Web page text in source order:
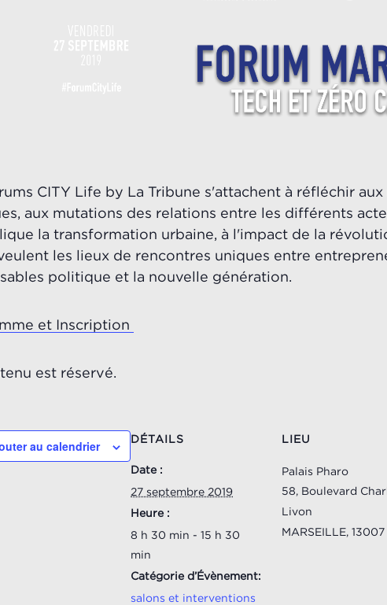
CITY Life by La Tribune s'attachent à réfléchir
aux mutations des relations entre les différents
la transformation urbaine, à l'impact de la
les lieux de rencontres uniques entre
politique et la nouvelle génération.
et Inscription
est réservé.
au calendrier DÉTAILS
Date :
27 septembre 2019
Heure :
8 h 30 min - 15 h 30
min
Catégorie d’Évènement:
salons et interventions
LIEU
Palais Pharo
58, Boulevard
Livon
MARSEILLE, 13007